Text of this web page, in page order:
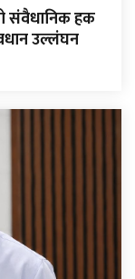
संवैधानिक हक
उल्लंघन